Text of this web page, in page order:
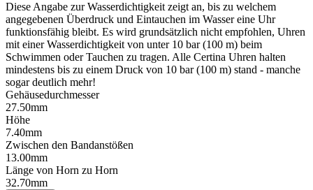
Diese Angabe zur Wasserdichtigkeit zeigt an, bis zu welchem
angegebenen Überdruck und Eintauchen im Wasser eine Uhr
funktionsfähig bleibt. Es wird grundsätzlich nicht empfohlen, Uhren
mit einer Wasserdichtigkeit von unter 10 bar (100 m) beim
Schwimmen oder Tauchen zu tragen. Alle Certina Uhren halten
mindestens bis zu einem Druck von 10 bar (100 m) stand - manche
sogar deutlich mehr!
Gehäusedurchmesser
27.50mm
Höhe
7.40mm
Zwischen den Bandanstößen
13.00mm
Länge von Horn zu Horn
32.70mm